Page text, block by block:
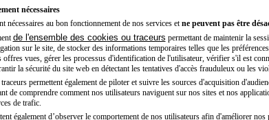
nécessaires
nécessaires au bon fonctionnement de nos services et ne peuvent pas être
de l'ensemble des cookies ou traceurs permettant de maintenir la
sur le site, de stocker des informations temporaires telles que les
offres vues, gérer les processus d'identification de l'utilisateur, vérifier s'il est
la sécurité du site web en détectant les tentatives d'accès frauduleux ou les
permettent également de piloter et suivre les sources d'acquisition
de comprendre comment nos utilisateurs naviguent sur nos sites et nos
de trafic.
également d’observer le comportement de nos utilisateurs afin d'améliorer nos